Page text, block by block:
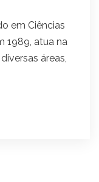
em Ciências
1989, atua na
áreas,